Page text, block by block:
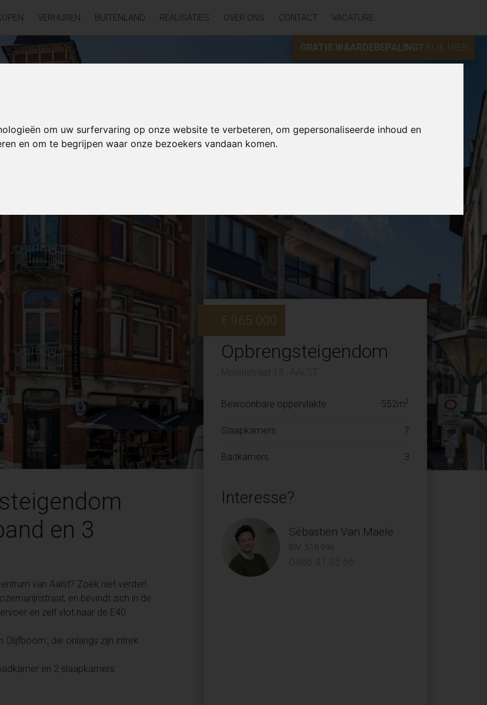
om uw surfervaring op onze website te verbeteren, om gepersonaliseerde inhoud en
en om te begrijpen waar onze bezoekers vandaan komen.
VERHUREN BUITENLAND REALISATIES OVER ONS CONTACT VACATURE
GRATIS WAARDEBEPALING? KLIK HIER
Opbrengsteigendom
Molenstraat 13 , AALST
€ 965 000
Bewoonbare oppervlakte 552m2
Slaapkamers 7
Badkamers 3
en 3
van Aalst? Zoek niet verder!
en bevindt zich in de
en zelf vlot naar de E40.
die onlangs zijn intrek
en 2 slaapkamers.
Interesse?
Sébastien Van Maele
BIV: 518.996
0486 41 85 66